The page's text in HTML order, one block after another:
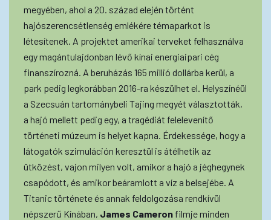
megyében, ahol a 20. század elején történt
hajószerencsétlenség emlékére témaparkot is
létesítenek. A projektet amerikai terveket felhasználva
egy magántulajdonban lévő kínai energiaipari cég
finanszírozná. A beruházás 165 millió dollárba kerül, a
park pedig legkorábban 2016-ra készülhet el. Helyszínéül
a Szecsuán tartománybeli Tajing megyét választották,
a hajó mellett pedig egy, a tragédiát felelevenítő
történeti múzeum is helyet kapna. Érdekessége, hogy a
látogatók szimuláción keresztül is átélhetik az
ütközést, vajon milyen volt, amikor a hajó a jéghegynek
csapódott, és amikor beáramlott a víz a belsejébe. A
Titanic története és annak feldolgozása rendkívül
népszerű Kínában, James Cameron filmje minden